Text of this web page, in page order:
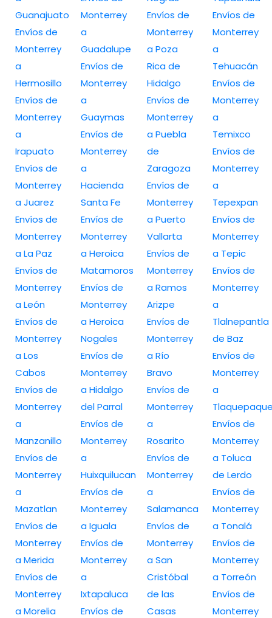
Guanajuato
Envíos de
Monterrey
a
Hermosillo
Envíos de
Monterrey
a
Irapuato
Envíos de
Monterrey
a Juarez
Envíos de
Monterrey
a La Paz
Envíos de
Monterrey
a León
Envíos de
Monterrey
a Los
Cabos
Envíos de
Monterrey
a
Manzanillo
Envíos de
Monterrey
a
Mazatlan
Envíos de
Monterrey
a Merida
Envíos de
Monterrey
a Morelia
Monterrey
a
Guadalupe
Envíos de
Monterrey
a
Guaymas
Envíos de
Monterrey
a
Hacienda
Santa Fe
Envíos de
Monterrey
a Heroica
Matamoros
Envíos de
Monterrey
a Heroica
Nogales
Envíos de
Monterrey
a Hidalgo
del Parral
Envíos de
Monterrey
a
Huixquilucan
Envíos de
Monterrey
a Iguala
Envíos de
Monterrey
a
Ixtapaluca
Envíos de
Envíos de
Monterrey
a Poza
Rica de
Hidalgo
Envíos de
Monterrey
a Puebla
de
Zaragoza
Envíos de
Monterrey
a Puerto
Vallarta
Envíos de
Monterrey
a Ramos
Arizpe
Envíos de
Monterrey
a Río
Bravo
Envíos de
Monterrey
a
Rosarito
Envíos de
Monterrey
a
Salamanca
Envíos de
Monterrey
a San
Cristóbal
de las
Casas
Envíos de
Monterrey
a
Tehuacán
Envíos de
Monterrey
a
Temixco
Envíos de
Monterrey
a
Tepexpan
Envíos de
Monterrey
a Tepic
Envíos de
Monterrey
a
Tlalnepantla
de Baz
Envíos de
Monterrey
a
Envíos de
Monterrey
a Toluca
de Lerdo
Envíos de
Monterrey
a Tonalá
Envíos de
Monterrey
a Torreón
Envíos de
Monterrey